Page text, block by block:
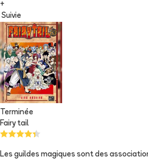
+
Suivie
Terminée
Fairy tail
Les guildes magiques sont des